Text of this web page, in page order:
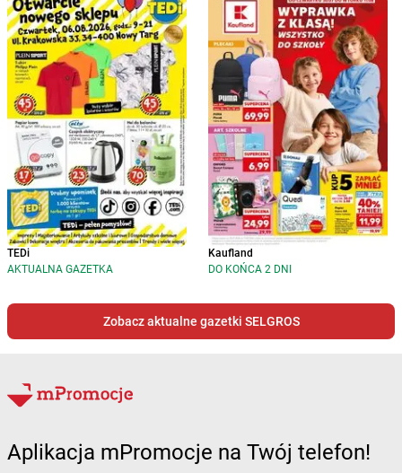
TEDi
AKTUALNA GAZETKA
Kaufland
DO KOŃCA 2 DNI
Zobacz aktualne gazetki SELGROS
Aplikacja mPromocje na Twój telefon!